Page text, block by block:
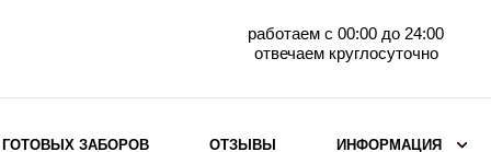
работаем с 00:00 до 24:00
отвечаем круглосуточно
ГОТОВЫХ ЗАБОРОВ ОТЗЫВЫ ИНФОРМАЦИЯ